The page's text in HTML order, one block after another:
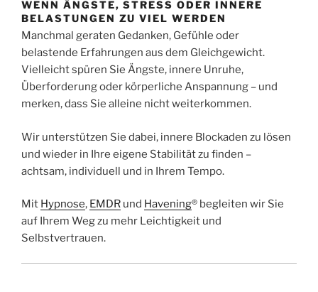
WENN ÄNGSTE, STRESS ODER INNERE
BELASTUNGEN ZU VIEL WERDEN
Manchmal geraten Gedanken, Gefühle oder
belastende Erfahrungen aus dem Gleichgewicht.
Vielleicht spüren Sie Ängste, innere Unruhe,
Überforderung oder körperliche Anspannung – und
merken, dass Sie alleine nicht weiterkommen.
Wir unterstützen Sie dabei, innere Blockaden zu lösen
und wieder in Ihre eigene Stabilität zu finden –
achtsam, individuell und in Ihrem Tempo.
Mit Hypnose, EMDR und Havening® begleiten wir Sie
auf Ihrem Weg zu mehr Leichtigkeit und
Selbstvertrauen.